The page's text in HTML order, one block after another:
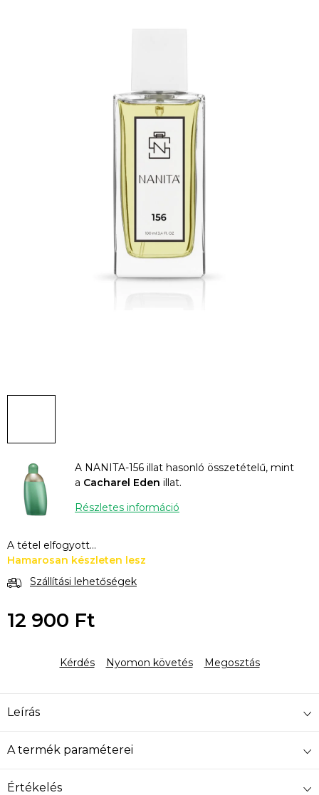
A NANITA-156 illat hasonló összetételű, mint
a Cacharel Eden illat.
Részletes információ
A tétel elfogyott…
Hamarosan készleten lesz
Szállítási lehetőségek
12 900 Ft
Kérdés
Nyomon követés Megosztás
Leírás
A termék paraméterei
Értékelés